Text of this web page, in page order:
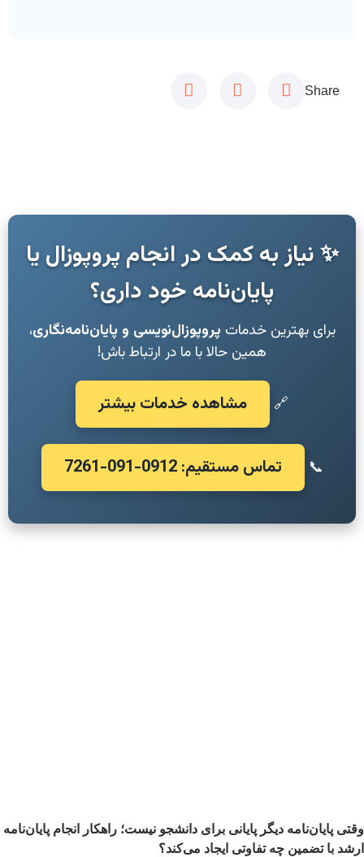
Share
✨ نیاز به کمک در انجام پروپوزال یا
پایان‌نامه خود داری؟
برای بهترین خدماتپروپوزال‌نویسی و پایان‌نامه‌نگاری،
همین حالا با ما در ارتباط باش!
🔗 مشاهده خدمات بیشتر
📞 تماس مستقیم: 0912-091-7261
پایان‌نامه دیگر پایانی برای دانشجو نیست؛ راهکار انجام پایان‌نامه
با تضمین چه تفاوتی ایجاد می‌کند؟